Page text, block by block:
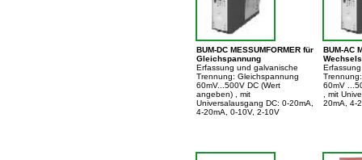
BUM-DC MESSUMFORMER für
Gleichspannung
Erfassung und galvanische
Trennung: Gleichspannung
60mV...500V DC (Wert
angeben) , mit
Universalausgang DC: 0-20mA,
4-20mA, 0-10V, 2-10V
BUM-AC
60mV
, mit
20mA, 4-